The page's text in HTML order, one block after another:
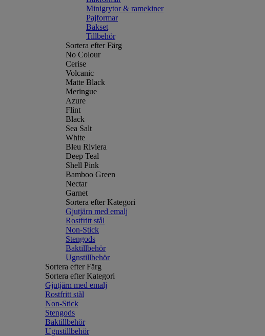
Minigrytor & ramekiner
Pajformar
Bakset
Tillbehör
Sortera efter Färg
No Colour
Cerise
Volcanic
Matte Black
Meringue
Azure
Flint
Black
Sea Salt
White
Bleu Riviera
Deep Teal
Shell Pink
Bamboo Green
Nectar
Garnet
Sortera efter Kategori
Gjutjärn med emalj
Rostfritt stål
Non-Stick
Stengods
Baktillbehör
Ugnstillbehör
Sortera efter Färg
Sortera efter Kategori
Gjutjärn med emalj
Rostfritt stål
Non-Stick
Stengods
Baktillbehör
Ugnstillbehör